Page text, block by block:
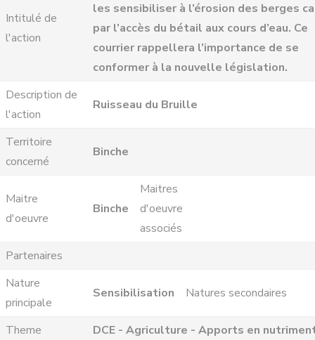
Intitulé de
l'action
les sensibiliser à l’érosion des berges
par l’accès du bétail aux cours d’eau. Ce
courrier rappellera l’importance de se
conformer à la nouvelle législation.
Description de
l'action
Ruisseau du Bruille
Territoire
concerné
Binche
Maitre
d'oeuvre
Binche
Maitres
d'oeuvre
associés
Partenaires
Nature
principale
Sensibilisation Natures secondaires
Theme
DCE - Agriculture - Apports en